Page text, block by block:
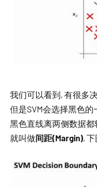
我们可以看到, 有很多
但是SVM会选择黑色
黑色直线离两侧数据
就叫做间距(Margin),